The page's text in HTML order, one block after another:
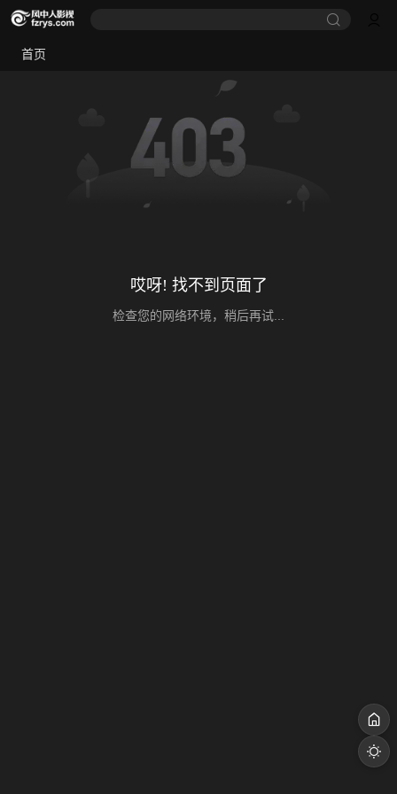
首页
哎呀! 找不到页面了
检查您的网络环境，稍后再试...